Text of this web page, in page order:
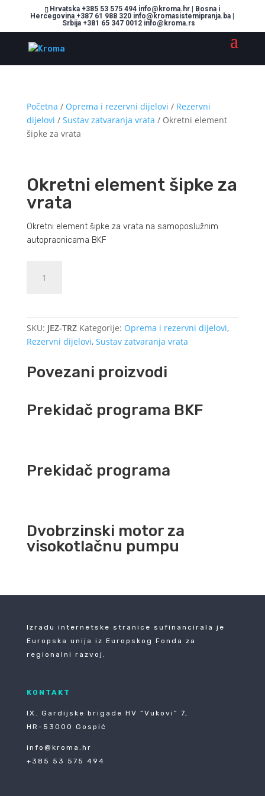
Hrvatska +385 53 575 494 info@kroma.hr | Bosna i
Hercegovina +387 61 988 320 info@kromasistemipranja.ba |
Srbija +381 65 347 0012 info@kroma.rs
Početna / Oprema i rezervni dijelovi / Rezervni
dijelovi / Sustav zatvaranja vrata / Okretni element
šipke za vrata
Okretni element šipke za
vrata
Okretni element šipke za vrata na samoposlužnim
autopraonicama BKF
element
količina
SKU: JEZ-TRZ Kategorije: Oprema i rezervni dijelovi,
Rezervni dijelovi, Sustav zatvaranja vrata
Povezani proizvodi
Prekidač programa BKF
Prekidač programa
Dvobrzinski motor za
visokotlačnu pumpu
Izradu internetske stranice sufinancirala je
Europska unija iz Europskog Fonda za
regionalni razvoj.
KONTAKT
IX. Gardijske brigade HV ”Vukovi” 7,
HR-53000 Gospić
info@kroma.hr
+385 53 575 494